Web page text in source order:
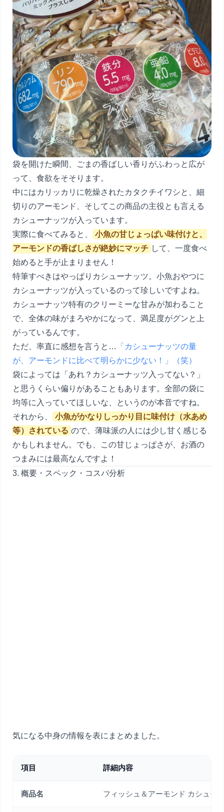
袋を開けた瞬間、ごまの香ばしい香りがふわっと広が
って、食欲をそそります。
中にはカリッカリに乾燥されたカタクチイワシと、細
切りのアーモンド、そしてこの商品の主役とも言える
カシューナッツが入っています。
実際に食べてみると、
小魚の甘じょっぱい味付けと、
アーモンドの香ばしさが絶妙にマッチ して、一度食べ
始めると手が止まりません！
特筆すべきはやっぱりカシューナッツ。小魚おやつに
カシューナッツが入っているのって珍しいですよね。
カシューナッツ特有のクリーミーな甘みが加わること
で、全体の味がまろやかになって、満足度がグンと上
がっているんです。
ただ、率直に感想を言うと…
「カシューナッツの量
が、アーモンドに比べて明らかに少ない！」（笑）
袋によっては「あれ？カシューナッツ入ってない？」
と思うくらい偏りがあることもあります。全部の袋に
均等に入っていてほしいな、というのが本音ですね。
それから、
小魚がかなりしっかり目に味付け（水あめ
等）されている ので、薄味派の人には少し甘く感じる
かもしれません。でも、この甘じょっぱさが、お酒の
つまみには最高なんですよ！
3. 概要・スペック・コスパ分析
気になる中身の情報を表にまとめました。
項目 詳細内容
商品名 フィッシュ＆アーモンド カシュー